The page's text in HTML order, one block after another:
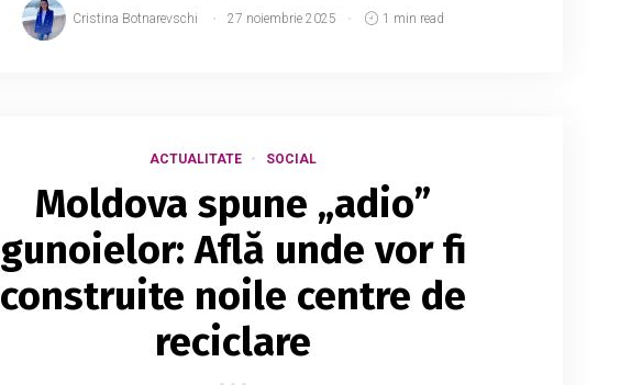
Cristina Botnarevschi 27 noiembrie 2025 1 min read
ACTUALITATE SOCIAL
Moldova spune „adio”
gunoielor: Află unde vor fi
construite noile centre de
reciclare